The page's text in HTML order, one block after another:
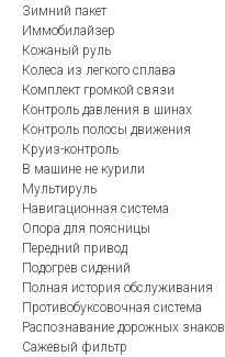
Зимний пакет
Иммобилайзер
Кожаный руль
Колеса из легкого сплава
Комплект громкой связи
Контроль давления в шинах
Контроль полосы движения
Круиз-контроль
В машине не курили
Мультируль
Навигационная система
Опора для поясницы
Передний привод
Подогрев сидений
Полная история обслуживания
Противобуксовочная система
Распознавание дорожных знаков
Сажевый фильтр